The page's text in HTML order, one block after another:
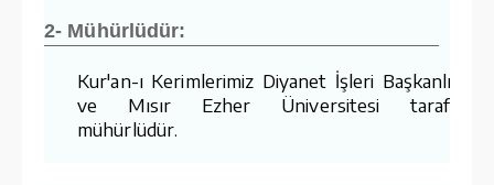
2- Mühürlüdür:
Kur'an-ı Kerimlerimiz Diyanet İşleri
ve Mısır Ezher Üniversitesi
mühürlüdür.